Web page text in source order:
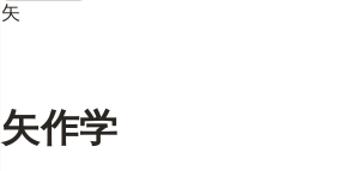
矢
矢作学